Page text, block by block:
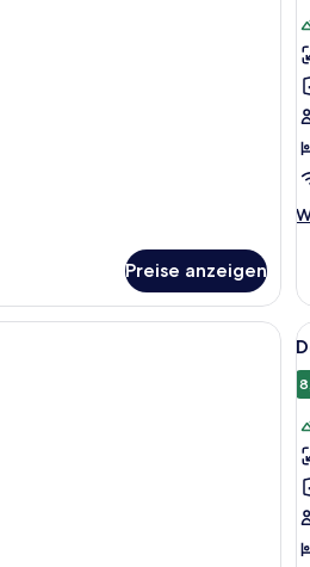
Preise anzeigen
Ein modernes Hotelzimmer mit